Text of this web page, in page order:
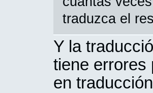
traduzca el
Y la
tiene errores
en